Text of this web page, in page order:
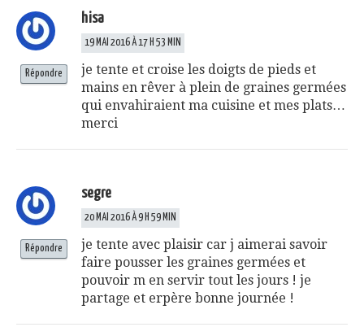
hisa
19 MAI 2016 À 17 H 53 MIN
je tente et croise les doigts de pieds et
mains en rêver à plein de graines germées
qui envahiraient ma cuisine et mes plats…
merci
Répondre
segre
20 MAI 2016 À 9 H 59 MIN
je tente avec plaisir car j aimerai savoir
faire pousser les graines germées et
pouvoir m en servir tout les jours ! je
partage et erpère bonne journée !
Répondre